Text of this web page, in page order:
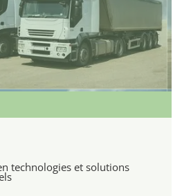
technologies et solutions